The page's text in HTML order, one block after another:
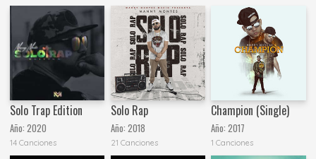
Solo Trap Edition
Año:2020
14 Canciones
Solo Rap
Año: 2018
21 Canciones
Champion (Single)
Año:2017
1 Canciones